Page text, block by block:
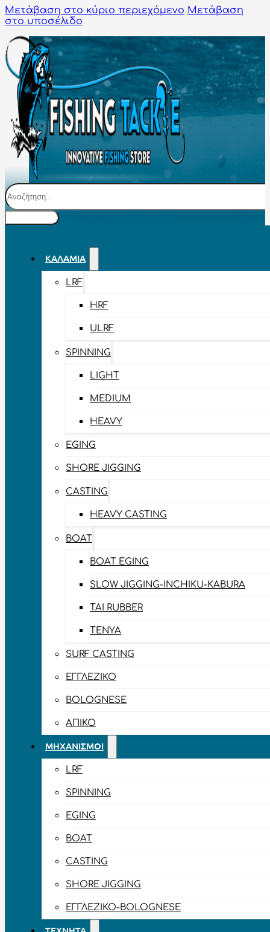
Μετάβαση στο κύριο περιεχόμενο Μετάβαση
στο υποσέλιδο
Αναζήτηση
ΚΑΛΆΜΙΑ
LRF
HRF
ULRF
SPINNING
LIGHT
MEDIUM
HEAVY
EGING
SHORE JIGGING
CASTING
HEAVY CASTING
BOAT
BOAT EGING
SLOW JIGGING-INCHIKU-KABURA
TAI RUBBER
TENYA
SURF CASTING
ΕΓΓΛΈΖΙΚΟ
BOLOGNESE
ΑΠΊΚΟ
ΜΗΧΑΝΙΣΜΟΊ
LRF
SPINNING
EGING
BOAT
CASTING
SHORE JIGGING
ΕΓΓΛΈΖΙΚΟ-BOLOGNESE